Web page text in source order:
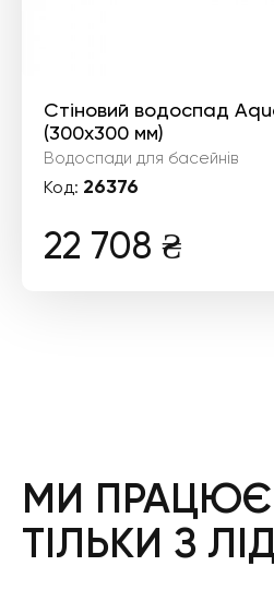
Стіновий водоспад
(300x300 мм)
Водоспади для басейнів
Код: 26376
22 708 ₴
МИ
ТІЛЬКИ З